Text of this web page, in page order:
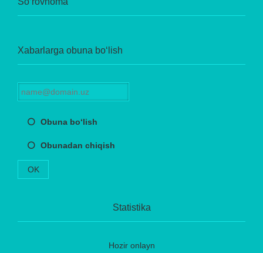
Xabarlarga obuna bo‘lish
Obuna bo‘lish
Obunadan chiqish
OK
Statistika
Hozir onlayn